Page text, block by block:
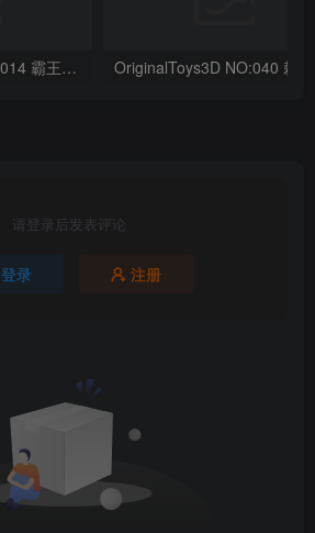
OriginalToys3D NO:014 霸王龙骨架
请登录后发表评论
登录 注册